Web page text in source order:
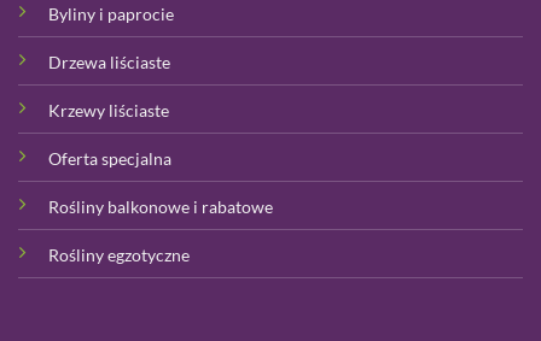
Byliny i paprocie
Drzewa liściaste
Krzewy liściaste
Oferta specjalna
Rośliny balkonowe i rabatowe
Rośliny egzotyczne